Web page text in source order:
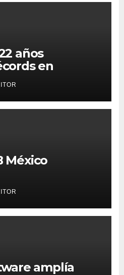
años
en
y adopción
México
en la
y la
amplía